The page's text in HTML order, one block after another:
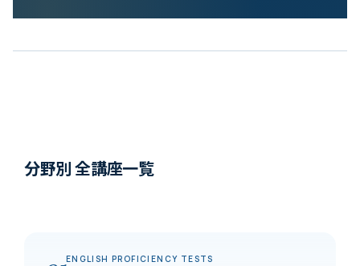
分野別 全講座一覧
ENGLISH PROFICIENCY TESTS